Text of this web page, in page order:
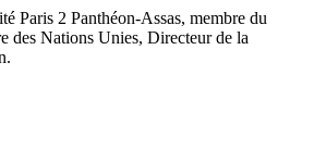
Paris 2 Panthéon-Assas, membre du
des Nations Unies, Directeur de la